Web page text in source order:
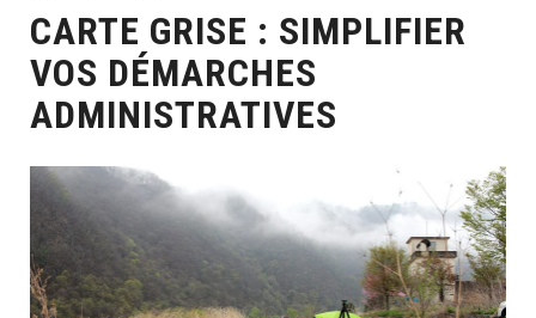
CARTE GRISE : SIMPLIFIER
VOS DÉMARCHES
ADMINISTRATIVES